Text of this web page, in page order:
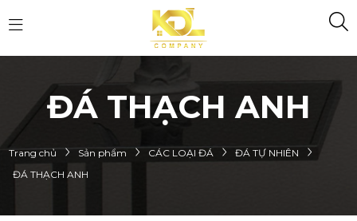
ĐÁ THẠCH ANH
Trang chủ Sản phẩm CÁC LOẠI ĐÁ
ĐÁ TỰ NHIÊN
ĐÁ THẠCH ANH